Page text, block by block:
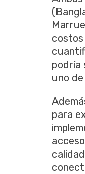
costos
podría
uno
para